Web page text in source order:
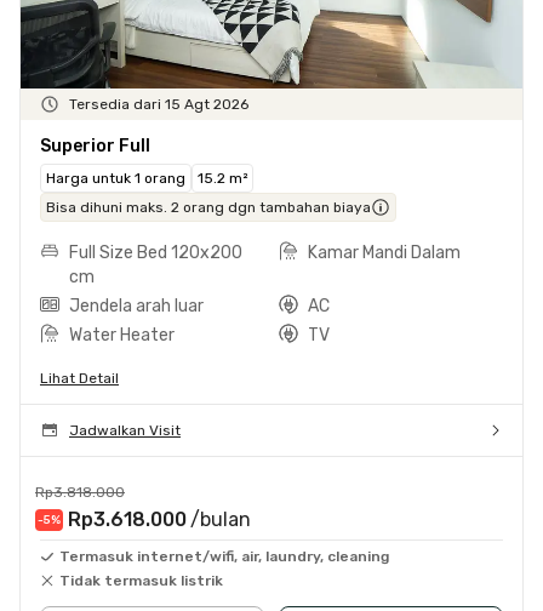
Tersedia dari 15 Agt 2026
Superior Full
Harga untuk 1 orang
15.2 m²
Bisa dihuni maks. 2 orang dgn tambahan biaya
Full Size Bed 120x200
cm
Kamar Mandi Dalam
Jendela arah luar
AC
Water Heater
TV
Lihat Detail
Jadwalkan Visit
Rp3.818.000
-5% Rp3.618.000 /bulan
Termasuk internet/wifi, air, laundry, cleaning
Tidak termasuk listrik